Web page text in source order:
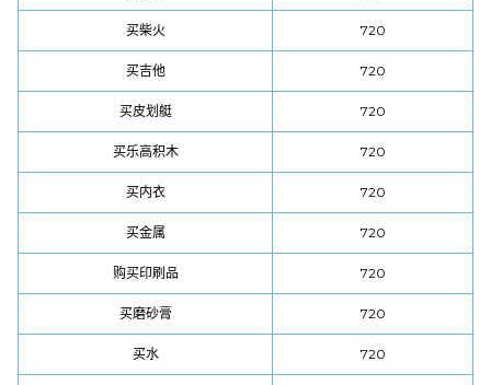
买柴火 720
买吉他 720
买皮划艇 720
买乐高积木 720
买内衣 720
买金属 720
购买印刷品 720
买磨砂膏 720
买水 720